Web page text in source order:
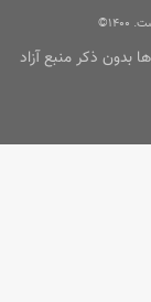
بدون ذکر منبع آزاد